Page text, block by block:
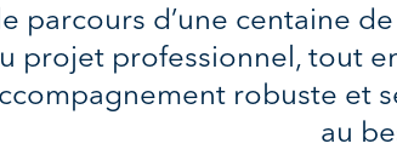
parcours d’une centaine
projet professionnel, tout
robuste et
au